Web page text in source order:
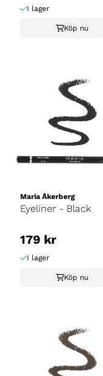
I lager
Köp nu
Maria Åkerberg
Eyeliner - Black
179 kr
I lager
Köp nu